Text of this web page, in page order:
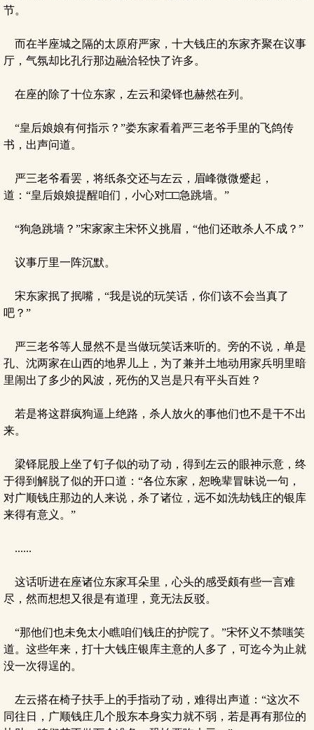
节。
而在半座城之隔的太原府严家，十大钱庄的东家齐聚在议事
厅，气氛却比孔行那边融洽轻快了许多。
在座的除了十位东家，左云和梁铎也赫然在列。
“皇后娘娘有何指示？”娄东家看着严三老爷手里的飞鸽传
书，出声问道。
严三老爷看罢，将纸条交还与左云，眉峰微微蹙起，
道：“皇后娘娘提醒咱们，小心对□□急跳墙。”
“狗急跳墙？”宋家家主宋怀义挑眉，“他们还敢杀人不成？”
议事厅里一阵沉默。
宋东家抿了抿嘴，“我是说的玩笑话，你们该不会当真了
吧？”
严三老爷等人显然不是当做玩笑话来听的。旁的不说，单是
孔、沈两家在山西的地界儿上，为了兼并土地动用家兵明里暗
里闹出了多少的风波，死伤的又岂是只有平头百姓？
若是将这群疯狗逼上绝路，杀人放火的事他们也不是干不出
来。
梁铎屁股上坐了钉子似的动了动，得到左云的眼神示意，终
于得到解脱了似的开口道：“各位东家，恕晚辈冒昧说一句，
对广顺钱庄那边的人来说，杀了诸位，远不如洗劫钱庄的银库
来得有意义。”
......
这话听进在座诸位东家耳朵里，心头的感受颇有些一言难
尽，然而想想又很是有道理，竟无法反驳。
“那他们也未免太小瞧咱们钱庄的护院了。”宋怀义不禁嗤笑
道。这些年来，打十大钱庄银库主意的人多了，可迄今为止就
没一次得逞的。
左云搭在椅子扶手上的手指动了动，难得出声道：“这次不
同往日，广顺钱庄几个股东本身实力就不弱，若是再有那位的